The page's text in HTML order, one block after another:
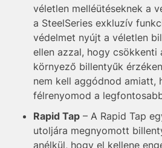
véletlen melléütéseknek a
a SteelSeries exkluzív
védelmet nyújt a véletlen
ellen azzal, hogy csökkenti
környező billentyűk
nem kell aggódnod amiatt,
félrenyomod a
Rapid Tap – A Rapid Tap
utoljára megnyomott
anélkül, hogy el kellene